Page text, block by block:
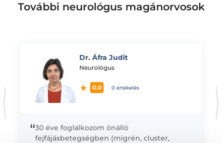
További neurológus magánorvosok
Dr. Áfra Judit
Neurológus
0.0 0 értékelés
“30 éve foglalkozom önálló
fejfájásbetegségben (migrén, cluster,